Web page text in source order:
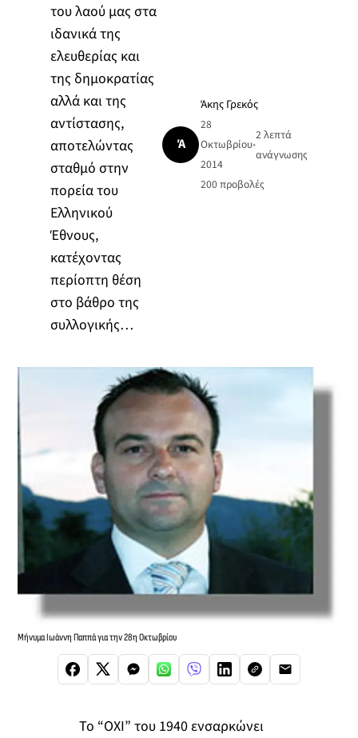
του λαού μας στα
ιδανικά της
ελευθερίας και
της δημοκρατίας
αλλά και της
αντίστασης,
αποτελώντας
σταθμό στην
πορεία του
Ελληνικού
Έθνους,
κατέχοντας
περίοπτη θέση
στο βάθρο της
συλλογικής…
Ά
Άκης Γρεκός
28
Οκτωβρίου
2014
•
2 λεπτά
ανάγνωσης
200προβολές
Μήνυμα Ιωάννη Παππά για την 28η Οκτωβρίου
Το “ΟΧΙ” του 1940 ενσαρκώνει